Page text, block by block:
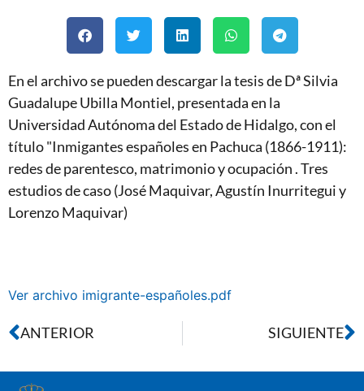
En el archivo se pueden descargar la tesis de Dª Silvia
Guadalupe Ubilla Montiel, presentada en la
Universidad Autónoma del Estado de Hidalgo, con el
título "Inmigantes españoles en Pachuca (1866-1911):
redes de parentesco, matrimonio y ocupación . Tres
estudios de caso (José Maquivar, Agustín Inurritegui y
Lorenzo Maquivar)
Ver archivo imigrante-españoles.pdf
ANTERIOR SIGUIENTE